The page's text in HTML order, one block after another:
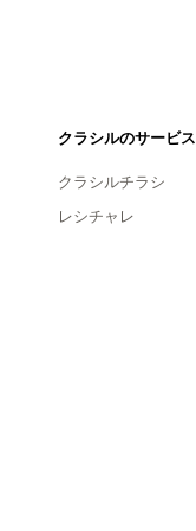
クラシルのサービス
クラシルチラシ
レシチャレ